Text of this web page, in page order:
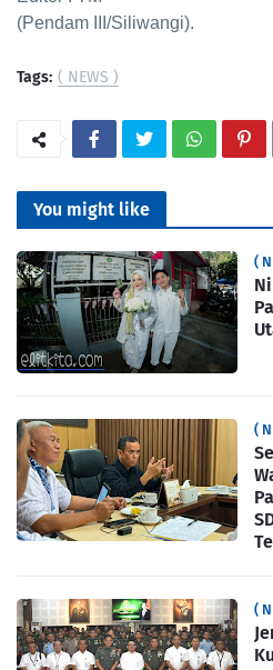
(Pendam III/Siliwangi).
Tags: ( NEWS )
You might like
(
(
(